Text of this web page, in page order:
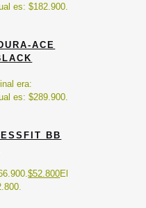
es: $182.900.
ACE
era:
es: $289.900.
BB
$52.800El